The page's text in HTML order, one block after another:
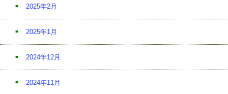
2025年2月
2025年1月
2024年12月
2024年11月